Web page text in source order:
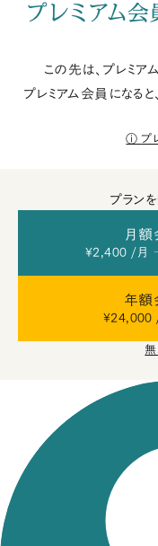
プレミアム会
この先は、プレミア
プレミアム会員になる
プ
プラン
月額
¥2,400 /月 →
年額
¥24,000